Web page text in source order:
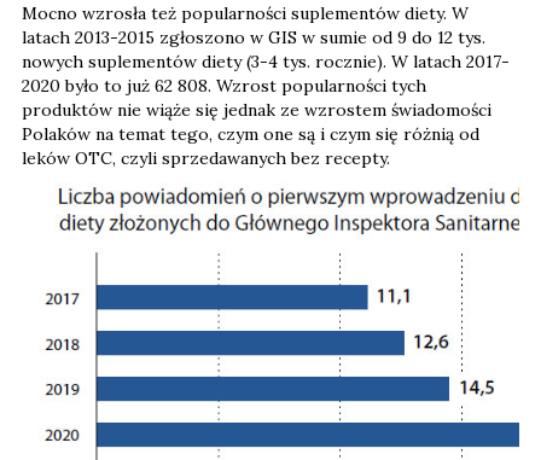
Mocno wzrosła też popularności suplementów diety. W
latach 2013-2015 zgłoszono w GIS w sumie od 9 do 12 tys.
nowych suplementów diety (3-4 tys. rocznie). W latach 2017-
2020 było to już 62 808. Wzrost popularności tych
produktów nie wiąże się jednak ze wzrostem świadomości
Polaków na temat tego, czym one są i czym się różnią od
leków OTC, czyli sprzedawanych bez recepty.